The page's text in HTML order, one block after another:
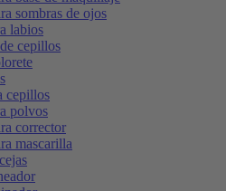
sombras de ojos
labios
cepillos
cepillos
polvos
corrector
mascarilla